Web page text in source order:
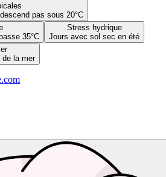
pas sous 20°C
35°C
Stress hydrique
Jours avec sol sec en été
de la mer